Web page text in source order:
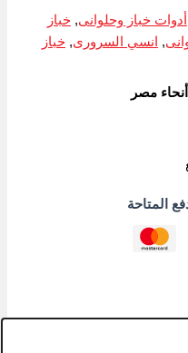
أدوات خباز وحلوانى,خباز
, انسي السرورى,خباز
مصر
المتاحة